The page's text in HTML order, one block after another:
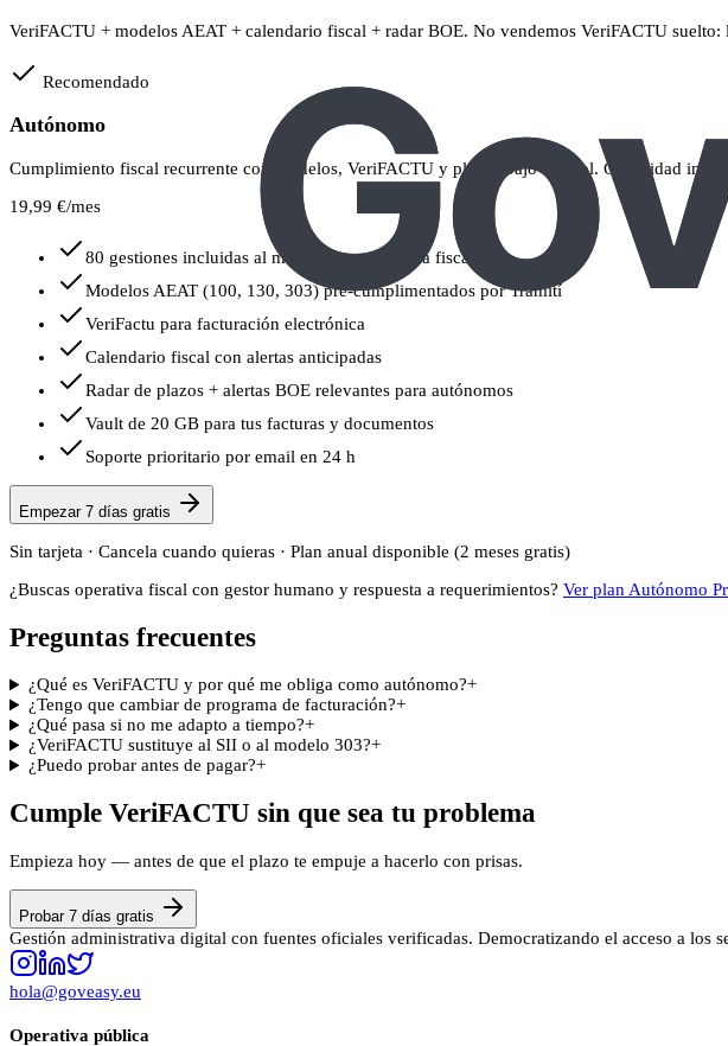
VeriFACTU + modelos AEAT + calendario fiscal + radar BOE. No vendemos VeriFACTU
Recomendado
Autónomo
Cumplimiento fiscal recurrente con modelos, VeriFACTU y plazos bajo control. Capacidad
19,99 €/mes
80 gestiones incluidas al mes para tu operativa fiscal
Modelos AEAT (100, 130, 303) pre-cumplimentados por Tramití
VeriFactu para facturación electrónica
Calendario fiscal con alertas anticipadas
Radar de plazos + alertas BOE relevantes para autónomos
Vault de 20 GB para tus facturas y documentos
Soporte prioritario por email en 24 h
Empezar 7 días gratis
Sin tarjeta · Cancela cuando quieras · Plan anual disponible (2 meses gratis)
¿Buscas operativa fiscal con gestor humano y respuesta a requerimientos? Ver plan Autónomo
Preguntas frecuentes
¿Qué es VeriFACTU y por qué me obliga como autónomo?+
¿Tengo que cambiar de programa de facturación?+
¿Qué pasa si no me adapto a tiempo?+
¿VeriFACTU sustituye al SII o al modelo 303?+
¿Puedo probar antes de pagar?+
Cumple VeriFACTU sin que sea tu problema
Empieza hoy — antes de que el plazo te empuje a hacerlo con prisas.
Probar 7 días gratis
Gestión administrativa digital con fuentes oficiales verificadas. Democratizando el acceso a los
hola@goveasy.eu
Operativa pública